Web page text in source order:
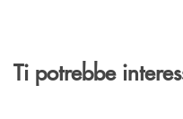
Ti potrebbe